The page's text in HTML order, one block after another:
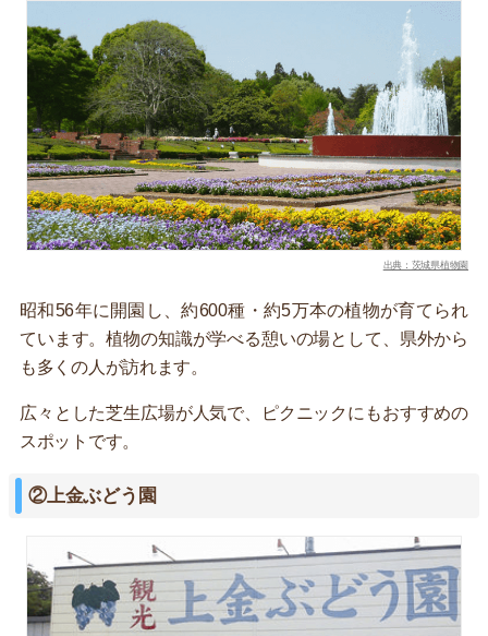
出典：茨城県植物園
昭和56年に開園し、約600種・約5万本の植物が育てられ
ています。植物の知識が学べる憩いの場として、県外から
も多くの人が訪れます。
広々とした芝生広場が人気で、ピクニックにもおすすめの
スポットです。
②上金ぶどう園